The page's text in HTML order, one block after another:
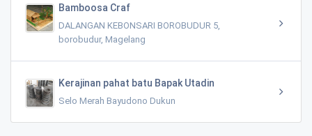
Bamboosa Craf
DALANGAN KEBONSARI BOROBUDUR 5,
borobudur, Magelang
Kerajinan pahat batu Bapak Utadin
Selo Merah Bayudono Dukun